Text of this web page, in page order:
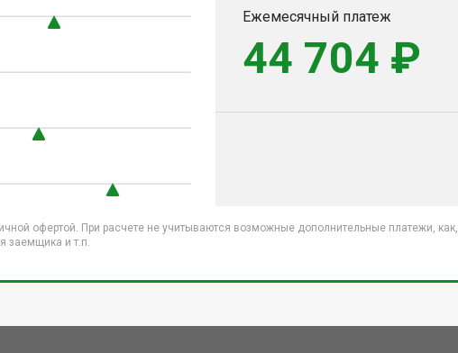
Ежемесячный платеж
44 704 ₽
офертой. При расчете не учитываются возможные дополнительные платежи,
заемщика и т.п.